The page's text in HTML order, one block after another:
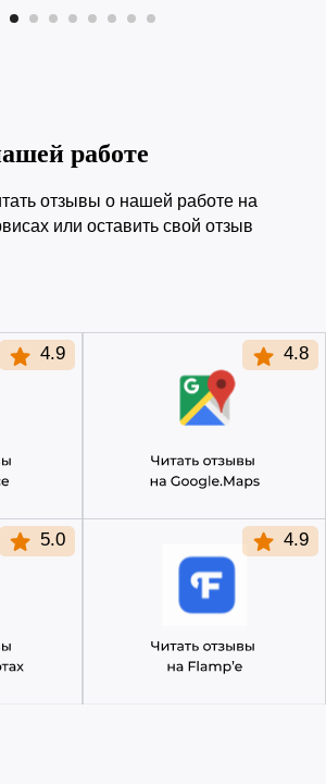
работе
отзывы о нашей работе на
или оставить свой отзыв